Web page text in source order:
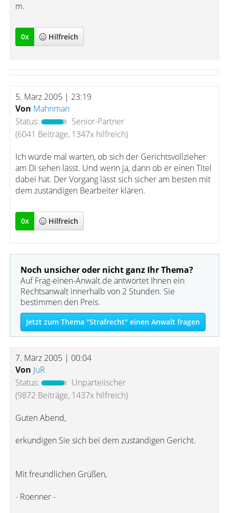
m.
0x Hilfreich
5. März 2005 | 23:19
Von Mahnman
Status:
Senior-Partner
(6041 Beiträge, 1347x hilfreich)
Ich würde mal warten, ob sich der Gerichtsvollzieher
am Di sehen lässt. Und wenn ja, dann ob er einen Titel
dabei hat. Der Vorgang lässt sich sicher am besten mit
dem zuständigen Bearbeiter klären.
0x Hilfreich
Noch unsicher oder nicht ganz Ihr Thema?
Auf Frag-einen-Anwalt.de antwortet Ihnen ein
Rechtsanwalt innerhalb von 2 Stunden. Sie
bestimmen den Preis.
Jetzt zum Thema "Strafrecht" einen Anwalt fragen
7. März 2005 | 00:04
Von JuR
Status:
Unparteiischer
(9872 Beiträge, 1437x hilfreich)
Guten Abend,
erkundigen Sie sich bei dem zuständigen Gericht.
Mit freundlichen Grüßen,
- Roenner -